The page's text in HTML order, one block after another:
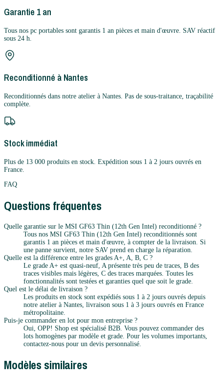
Garantie 1 an
Tous nos pc portables sont garantis 1 an pièces et main d'œuvre. SAV réactif
sous 24 h.
Reconditionné à Nantes
Reconditionnés dans notre atelier à Nantes. Pas de sous-traitance, traçabilité
complète.
Stock immédiat
Plus de 13 000 produits en stock. Expédition sous 1 à 2 jours ouvrés en
France.
FAQ
Questions fréquentes
Quelle garantie sur le MSI GF63 Thin (12th Gen Intel) reconditionné ?
Tous nos MSI GF63 Thin (12th Gen Intel) reconditionnés sont
garantis 1 an pièces et main d'œuvre, à compter de la livraison. Si
une panne survient, notre SAV prend en charge la réparation.
Quelle est la différence entre les grades A+, A, B, C ?
Le grade A+ est quasi-neuf, A présente très peu de traces, B des
traces visibles mais légères, C des traces marquées. Toutes les
fonctionnalités sont testées et garanties quel que soit le grade.
Quel est le délai de livraison ?
Les produits en stock sont expédiés sous 1 à 2 jours ouvrés depuis
notre atelier à Nantes, livraison sous 1 à 3 jours ouvrés en France
métropolitaine.
Puis-je commander en lot pour mon entreprise ?
Oui, OPP! Shop est spécialisé B2B. Vous pouvez commander des
lots homogènes par modèle et grade. Pour les volumes importants,
contactez-nous pour un devis personnalisé.
Modèles similaires